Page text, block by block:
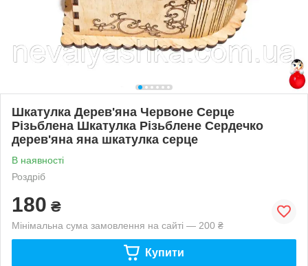
Шкатулка Дерев'яна Червоне Серце
Різьблена Шкатулка Різьблене Сердечко
дерев'яна яна шкатулка серце
В наявності
Роздріб
180 ₴
Мінімальна сума замовлення на сайті — 200 ₴
Купити